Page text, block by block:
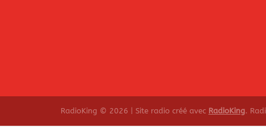
RadioKing © 2026 | Site radio créé avec RadioKing.